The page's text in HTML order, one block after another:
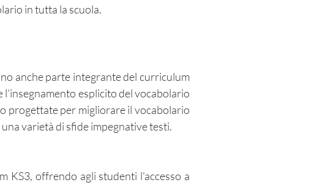
in tutta la scuola.
anche parte integrante del curriculum
l'insegnamento esplicito del vocabolario
progettate per migliorare il vocabolario
varietà di sfide impegnative testi.
KS3, offrendo agli studenti l'accesso a